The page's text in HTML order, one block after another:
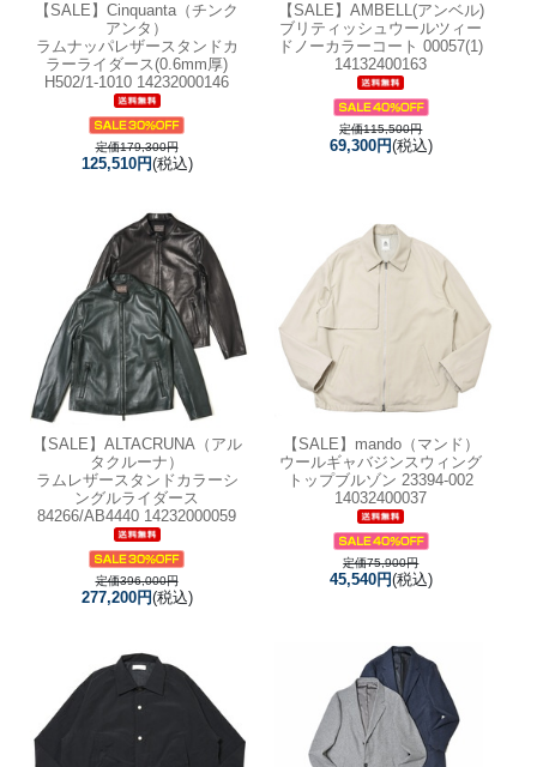
【SALE】 Cinquanta（チンク
アンタ）
ラムナッパレザースタンドカ
ラーライダース(0.6mm厚)
H502/1-1010 14232000146
定価179,300円
125,510円(税込)
【SALE】 AMBELL(アンベル)
ブリティッシュウールツィー
ドノーカラーコート 00057(1)
14132400163
定価115,500円
69,300円(税込)
【SALE】 ALTACRUNA（アル
タクルーナ）
ラムレザースタンドカラーシ
ングルライダース
84266/AB4440 14232000059
定価396,000円
277,200円(税込)
【SALE】 mando（マンド）
ウールギャバジンスウィング
トップブルゾン 23394-002
14032400037
定価75,900円
45,540円(税込)